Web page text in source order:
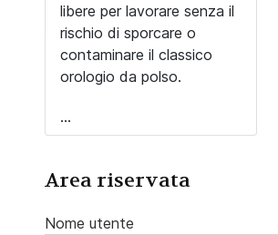
libere per lavorare senza il
rischio di sporcare o
contaminare il classico
orologio da polso.
...
Area riservata
Nome utente